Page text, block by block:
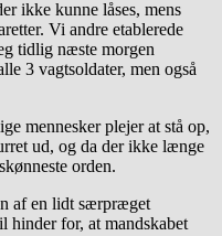
ikke kunne låses, mens
Vi andre etablerede
tidlig næste morgen
3 vagtsoldater, men også
mennesker plejer at stå op,
ud, og da der ikke længe
orden.
af en lidt særpræget
hinder for, at mandskabet